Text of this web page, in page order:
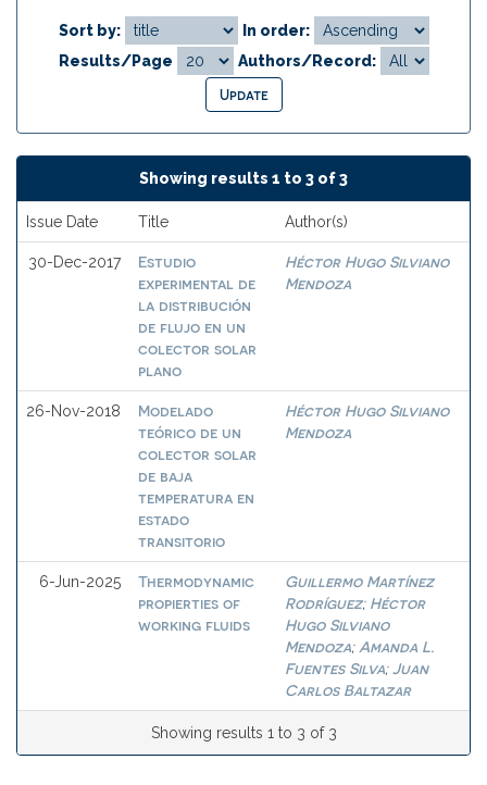
Sort by:
In order:
Results/Page
Authors/Record:
Showing results 1 to 3 of 3
Issue Date Title Author(s)
30-Dec-2017
Estudio
experimental de
la distribución
de flujo en un
colector solar
plano
Héctor Hugo Silviano
Mendoza
26-Nov-2018
Modelado
teórico de un
colector solar
de baja
temperatura en
estado
transitorio
Héctor Hugo Silviano
Mendoza
6-Jun-2025
Thermodynamic
propierties of
working fluids
Guillermo Martínez
Rodríguez; Héctor
Hugo Silviano
Mendoza; Amanda L.
Fuentes Silva;Juan
Carlos Baltazar
Showing results 1 to 3 of 3